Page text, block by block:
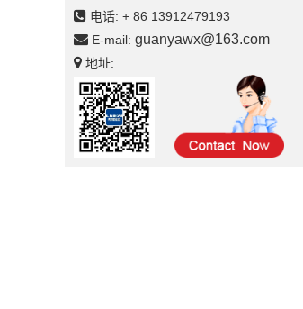
电话: + 86 13912479193
E-mail: guanyawx@163.com
地址: